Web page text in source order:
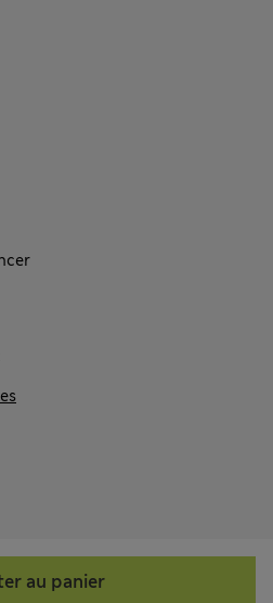
au panier
and Spencer plc